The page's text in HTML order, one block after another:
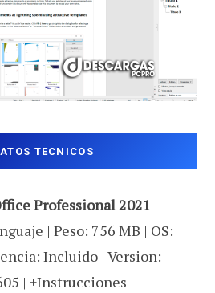
TECNICOS
Professional 2021
| Peso: 756 MB | OS:
Incluido | Version:
| +Instrucciones